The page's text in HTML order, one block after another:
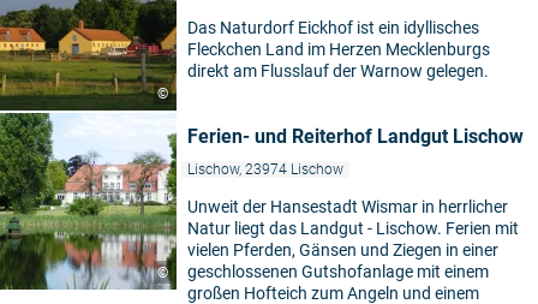
©
Das Naturdorf Eickhof ist ein idyllisches
Fleckchen Land im Herzen Mecklenburgs
direkt am Flusslauf der Warnow gelegen.
©
Ferien- und Reiterhof Landgut Lischow
Lischow, 23974 Lischow
Unweit der Hansestadt Wismar in herrlicher
Natur liegt das Landgut - Lischow. Ferien mit
vielen Pferden, Gänsen und Ziegen in einer
geschlossenen Gutshofanlage mit einem
großen Hofteich zum Angeln und einem